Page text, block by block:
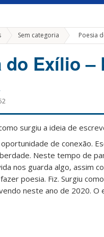
Sem categoria » Poesia
do Exílio –
surgiu a ideia de
de conexão.
Neste tempo de
nos guarda algo, assim
poesia. Fiz. Surgiu
neste ano de 2020. O